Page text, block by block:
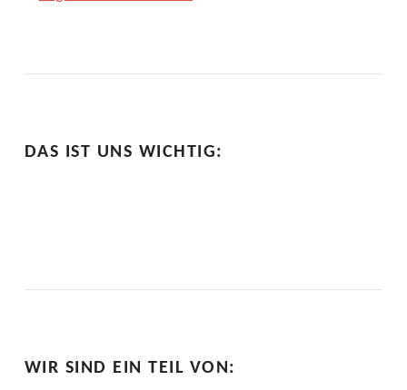
N
DAS IST UNS WICHTIG:
WIR SIND EIN TEIL VON: